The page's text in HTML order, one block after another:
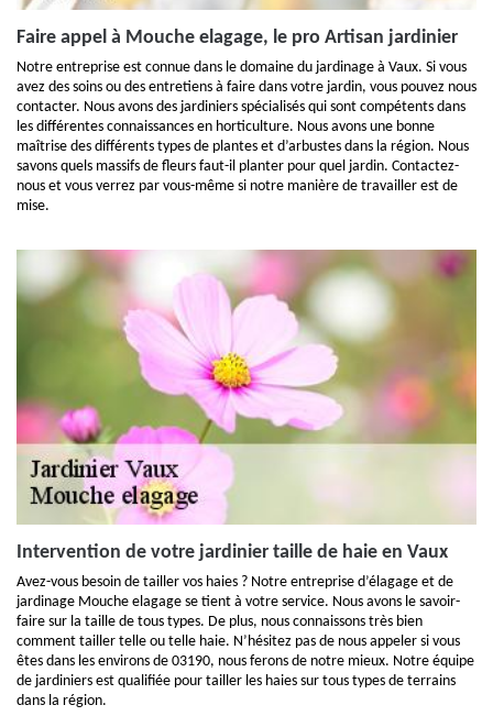
Faire appel à Mouche elagage, le pro Artisan jardinier
Notre entreprise est connue dans le domaine du jardinage à Vaux. Si vous
avez des soins ou des entretiens à faire dans votre jardin, vous pouvez nous
contacter. Nous avons des jardiniers spécialisés qui sont compétents dans
les différentes connaissances en horticulture. Nous avons une bonne
maîtrise des différents types de plantes et d’arbustes dans la région. Nous
savons quels massifs de fleurs faut-il planter pour quel jardin. Contactez-
nous et vous verrez par vous-même si notre manière de travailler est de
mise.
Intervention de votre jardinier taille de haie en Vaux
Avez-vous besoin de tailler vos haies ? Notre entreprise d’élagage et de
jardinage Mouche elagage se tient à votre service. Nous avons le savoir-
faire sur la taille de tous types. De plus, nous connaissons très bien
comment tailler telle ou telle haie. N’hésitez pas de nous appeler si vous
êtes dans les environs de 03190, nous ferons de notre mieux. Notre équipe
de jardiniers est qualifiée pour tailler les haies sur tous types de terrains
dans la région.